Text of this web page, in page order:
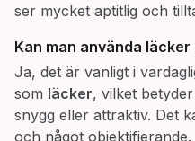
ser mycket aptitlig och
Kan man använda läcker
Ja, det är vanligt i
som läcker, vilket
snygg eller attraktiv. Det
och något objektifierande.